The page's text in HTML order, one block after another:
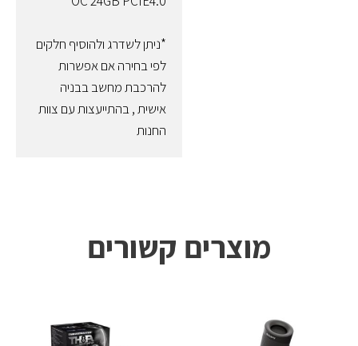
*ניתן לשדרג ולהוסיף חלקים
לפי בחירה אם אפשרות
להרכבת מחשב בבניה
אישית , בהתייעצות עם צוות
החנות
מוצרים קשורים